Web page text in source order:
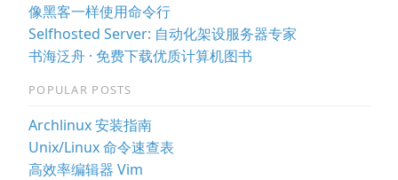
像黑客一样使用命令行
Selfhosted Server: 自动化架设服务器专家
书海泛舟 · 免费下载优质计算机图书
POPULAR POSTS
Archlinux 安装指南
Unix/Linux 命令速查表
高效率编辑器 Vim